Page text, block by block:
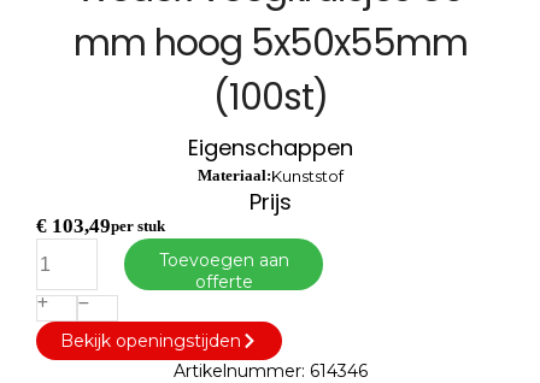
mm hoog 5x50x55mm
(100st)
Eigenschappen
Materiaal:Kunststof
Prijs
€ 103,49per stuk
Toevoegen aan
offerte
Bekijk openingstijden
Artikelnummer: 614346